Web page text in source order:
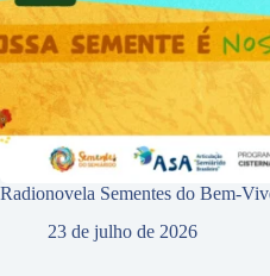
Radionovela Sementes do Bem-
23 de julho de 2026